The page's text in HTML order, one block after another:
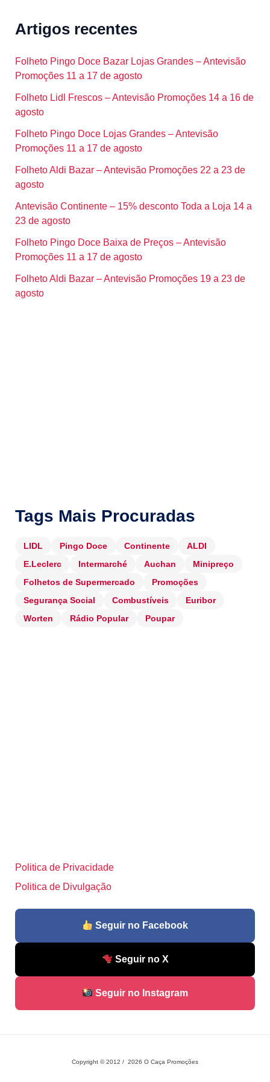
Artigos recentes
Folheto Pingo Doce Bazar Lojas Grandes – Antevisão
Promoções 11 a 17 de agosto
Folheto Lidl Frescos – Antevisão Promoções 14 a 16 de
agosto
Folheto Pingo Doce Lojas Grandes – Antevisão
Promoções 11 a 17 de agosto
Folheto Aldi Bazar – Antevisão Promoções 22 a 23 de
agosto
Antevisão Continente – 15% desconto Toda a Loja 14 a
23 de agosto
Folheto Pingo Doce Baixa de Preços – Antevisão
Promoções 11 a 17 de agosto
Folheto Aldi Bazar – Antevisão Promoções 19 a 23 de
agosto
Tags Mais Procuradas
LIDL Pingo Doce Continente
ALDI
E.Leclerc
Intermarché Auchan
Minipreço
Folhetos de Supermercado
Promoções
Segurança Social
Combustíveis
Euribor
Worten
Rádio Popular Poupar
Politica de Privacidade
Politica de Divulgação
Seguir no Facebook
Seguir no X
Seguir no Instagram
Copyright © 2012 / 2026 O Caça Promoções